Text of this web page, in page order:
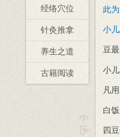
经络穴位
针灸推拿
养生之道
古籍阅读
此
小
豆
小
凡
白
四